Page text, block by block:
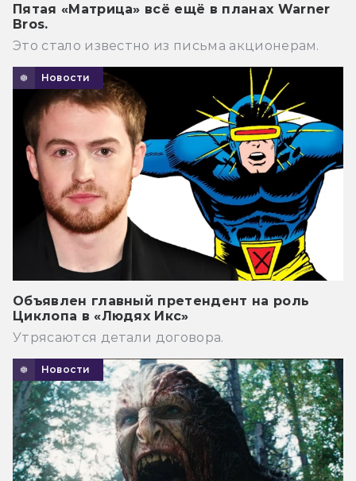
Пятая «Матрица» всё ещё в планах Warner
Bros.
Это стало известно из письма акционерам.
Новости
Объявлен главный претендент на роль
Циклопа в «Людях Икс»
Утрясаются детали договора.
Новости